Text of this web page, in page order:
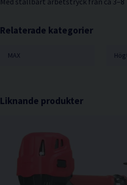
Relaterade kategorier
MAX
Liknande produkter